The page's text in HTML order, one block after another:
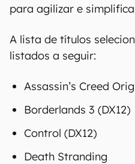
para agilizar e
A lista de títulos
listados a seguir:
Assassin’s Creed
Borderlands 3 (DX12)
Control (DX12)
Death Stranding